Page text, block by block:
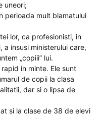
uneori;
perioada mult blamatului
lor, ca profesionisti, in
a insusi ministerului care,
„copiii” lui.
in minte. Ele sunt
de copii la clasa
dar si o lipsa de
si la clase de 38 de elevi